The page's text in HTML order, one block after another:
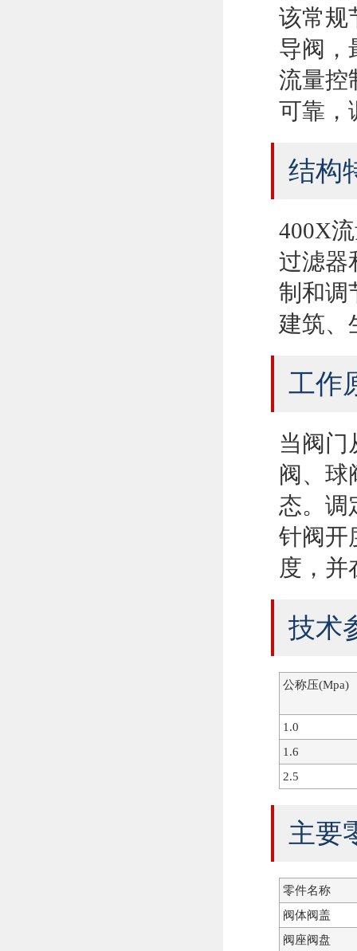
该常规
导阀，
流量控
可靠，
结构
400X
过滤器
制和调
建筑、
工作
当阀门
阀、球
态。调
针阀开
度，并
技术
公称压(Mpa)
1.0
1.6
2.5
主要
零件名称
阀体阀盖
阀座阀盘